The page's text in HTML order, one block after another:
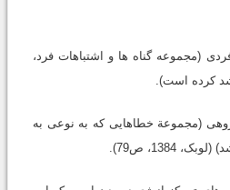
(مجموعه گناه ها و اشتباهات فرد،
کرده است).
(مجموعة خطاهایی که به نوعی به
1384، ص79).